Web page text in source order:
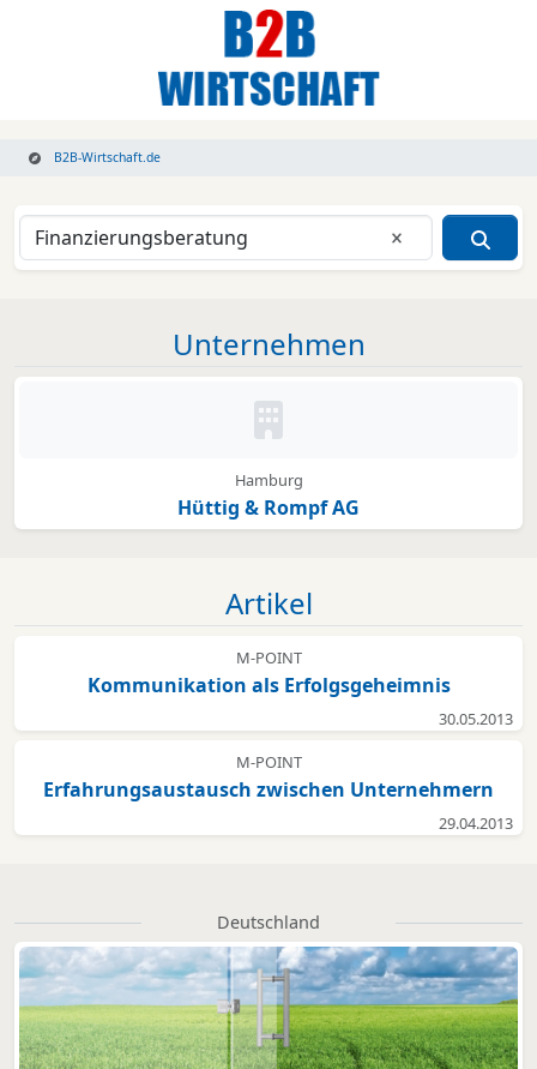
B2B-Wirtschaft.de
Eingabe
Unternehmen
Kein Bild oder Logo hinterlegt
Hamburg
Hüttig & Rompf AG
Artikel
M-POINT
Kommunikation als Erfolgsgeheimnis
30.05.2013
M-POINT
Erfahrungsaustausch zwischen Unternehmern
29.04.2013
Deutschland